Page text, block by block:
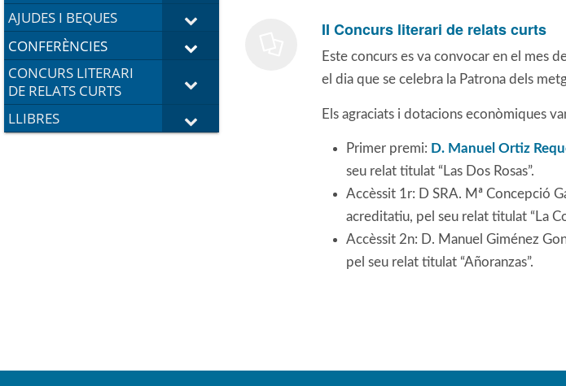
AJUDES I BEQUES
CONFERÈNCIES
CONCURS LITERARI
DE RELATS CURTS
LLIBRES
II Concurs literari de relats curts
Este concurs es va convocar en el mes
el dia que se celebra la Patrona dels
Els agraciats i dotacions econòmiques
Primer premi: D. Manuel Ortiz
seu relat titulat “Las Dos Rosas”.
Accèssit 1r: D SRA. Mª Concepció
acreditatiu, pel seu relat titulat “La
Accèssit 2n: D. Manuel Giménez
pel seu relat titulat “Añoranzas”.